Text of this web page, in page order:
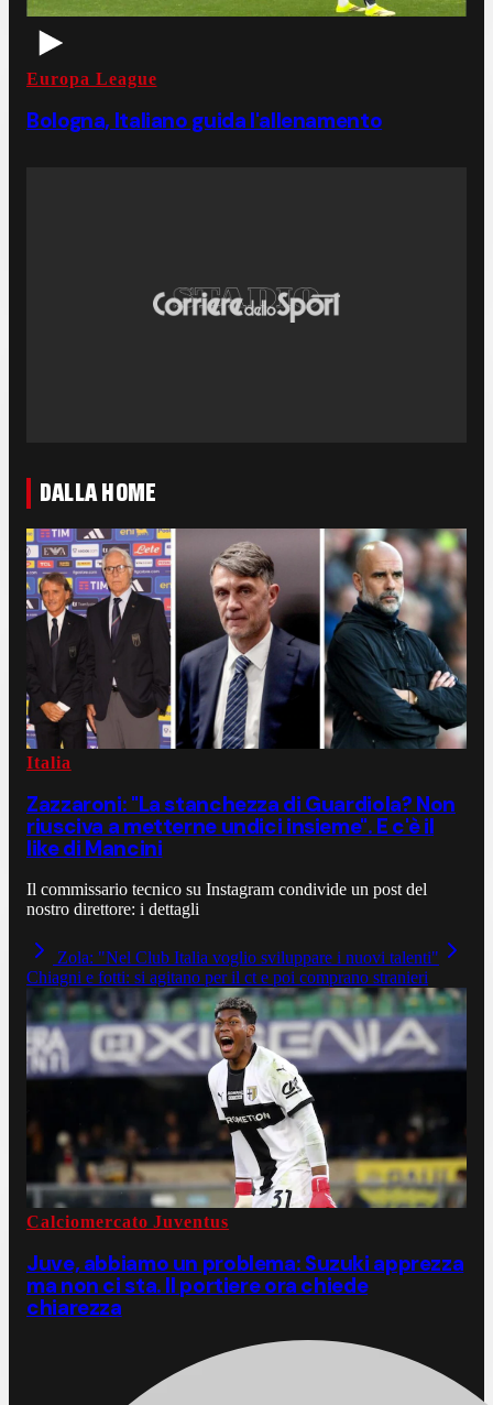
Europa League
Bologna, Italiano guida l'allenamento
DALLA HOME
Italia
Zazzaroni: "La stanchezza di Guardiola? Non
riusciva a metterne undici insieme". E c'è il
like di Mancini
Il commissario tecnico su Instagram condivide un post del
nostro direttore: i dettagli
Zola: "Nel Club Italia voglio sviluppare i nuovi talenti"
Chiagni e fotti: si agitano per il ct e poi comprano stranieri
Calciomercato Juventus
Juve, abbiamo un problema: Suzuki apprezza
ma non ci sta. Il portiere ora chiede
chiarezza